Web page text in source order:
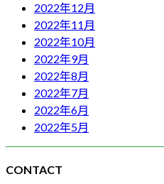
2022年12月
2022年11月
2022年10月
2022年9月
2022年8月
2022年7月
2022年6月
2022年5月
CONTACT